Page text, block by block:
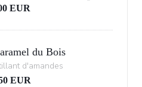
EUR
du Bois
d'amandes
EUR